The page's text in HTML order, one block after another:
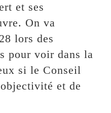
et ses
On va
lors des
pour voir dans la
si le Conseil
et de